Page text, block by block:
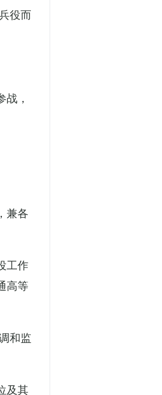
役而
，
兼各
工作
高等
和监
及其